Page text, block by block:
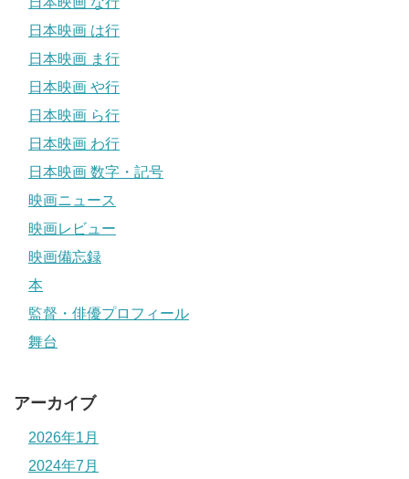
日本映画 は行
日本映画 ま行
日本映画 や行
日本映画 ら行
日本映画 わ行
日本映画 数字・記号
映画ニュース
映画レビュー
映画備忘録
本
監督・俳優プロフィール
舞台
アーカイブ
2026年1月
2024年7月